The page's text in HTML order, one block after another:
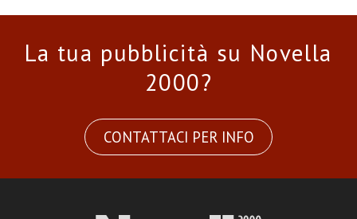
La tua pubblicità su Novella
2000?
CONTATTACI PER INFO